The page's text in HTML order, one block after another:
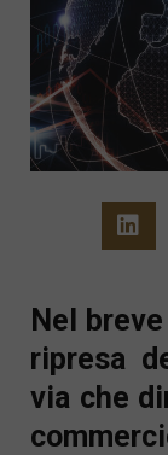
Nel
ripresa
via che